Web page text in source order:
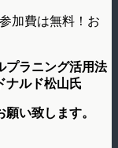
加費は無料！お
プラニング活用法
ルド松山氏
い致します。